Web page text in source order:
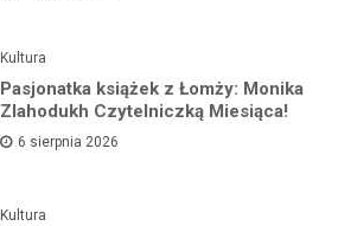
Kultura
Pasjonatka książek z Łomży: Monika
Zlahodukh Czytelniczką Miesiąca!
6 sierpnia 2026
Kultura